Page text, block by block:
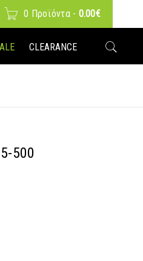
0 Προϊόντα - 0.00€
CLEARANCE
500